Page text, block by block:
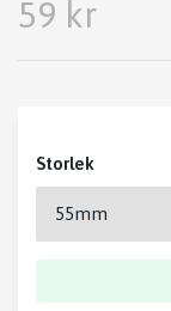
59 kr
Storlek